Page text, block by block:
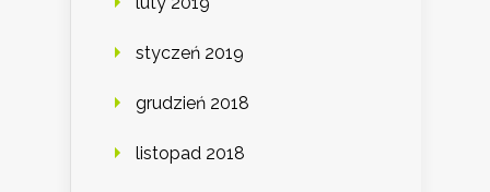
styczeń 2019
grudzień 2018
listopad 2018